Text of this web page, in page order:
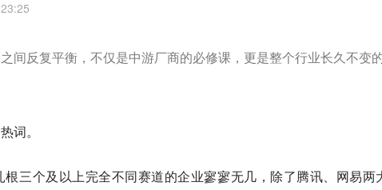
间反复平衡，不仅是中游厂商的必修课，更是整个行业长久不变
词。
三个及以上完全不同赛道的企业寥寥无几，除了腾讯、网易两